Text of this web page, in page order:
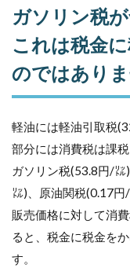
ガソリン税
これは税金
のではあり
軽油には軽油引取税
部分には消費税は課
ガソリン税(53.8円/
㍑)、原油関税(0.17
販売価格に対して消
ると、税金に税金を
す。